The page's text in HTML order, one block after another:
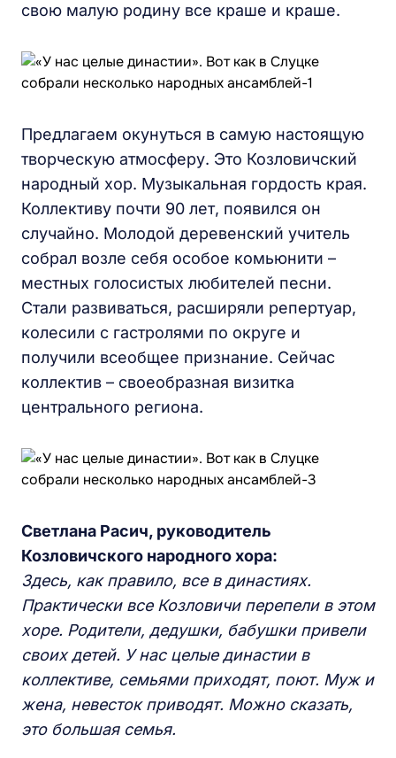
свою малую родину все краше и краше.
Предлагаем окунуться в самую настоящую
творческую атмосферу. Это Козловичский
народный хор. Музыкальная гордость края.
Коллективу почти 90 лет, появился он
случайно. Молодой деревенский учитель
собрал возле себя особое комьюнити –
местных голосистых любителей песни.
Стали развиваться, расширяли репертуар,
колесили с гастролями по округе и
получили всеобщее признание. Сейчас
коллектив – своеобразная визитка
центрального региона.
Светлана Расич, руководитель
Козловичского народного хора:
Здесь, как правило, все в династиях.
Практически все Козловичи перепели в этом
хоре. Родители, дедушки, бабушки привели
своих детей. У нас целые династии в
коллективе, семьями приходят, поют. Муж и
жена, невесток приводят. Можно сказать,
это большая семья.